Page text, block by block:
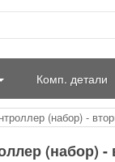
Комп. детали
(набор) -
(набор)